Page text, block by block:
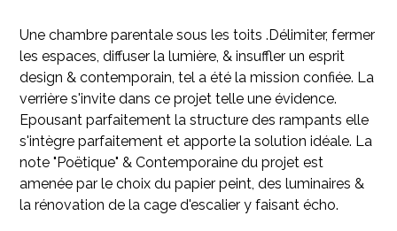
Une chambre parentale sous les toits .Délimiter, fermer
les espaces, diffuser la lumière, & insuffler un esprit
design & contemporain, tel a été la mission confiée. La
verrière s'invite dans ce projet telle une évidence.
Epousant parfaitement la structure des rampants elle
s'intègre parfaitement et apporte la solution idéale. La
note "Poëtique" & Contemporaine du projet est
amenée par le choix du papier peint, des luminaires &
la rénovation de la cage d'escalier y faisant écho.